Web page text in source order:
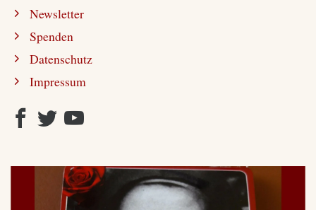
Newsletter
Spenden
Datenschutz
Impressum